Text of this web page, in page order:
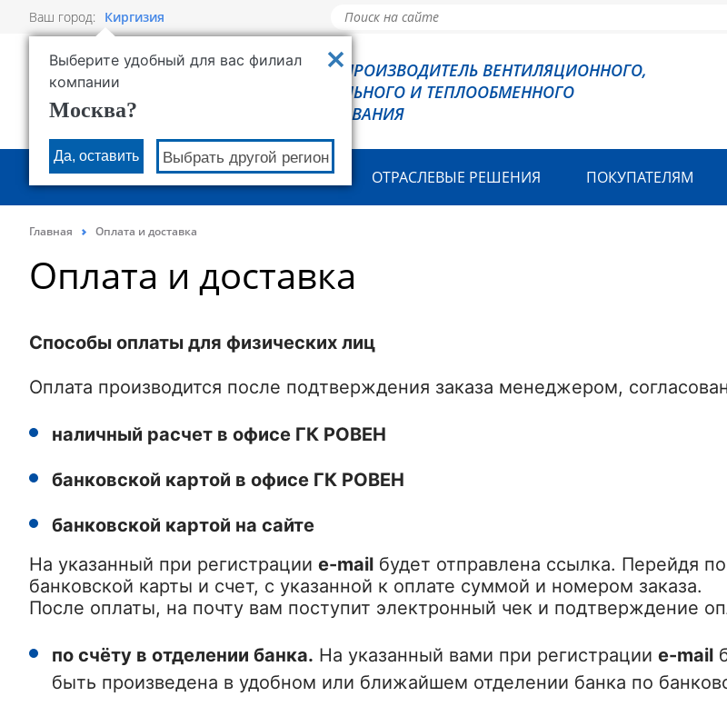
Ваш город: Киргизия
Выберите удобный для вас филиал
компании
Москва?
Да, оставить Выбрать другой регион
РОВЕН - ПРОИЗВОДИТЕЛЬ ВЕНТИЛЯЦИОННОГО,
ХОЛОДИЛЬНОГО И ТЕПЛООБМЕННОГО
ОБОРУДОВАНИЯ
О КОМПАНИИ ПРОДУКЦИЯ ОТРАСЛЕВЫЕ РЕШЕНИЯ ПОКУПАТЕЛЯМ
Главная Оплата и доставка
Оплата и доставка
Способы оплаты для физических лиц
Оплата производится после подтверждения заказа менеджером,
наличный расчет в офисе ГК РОВЕН
банковской картой в офисе ГК РОВЕН
банковской картой на сайте
На указанный при регистрации e-mail будет отправлена ссылка. Перейдя
банковской карты и счет, с указанной к оплате суммой и номером заказа.
После оплаты, на почту вам поступит электронный чек и подтверждение
по счёту в отделении банка. На указанный вами при регистрации e-mail
быть произведена в удобном или ближайшем отделении банка по